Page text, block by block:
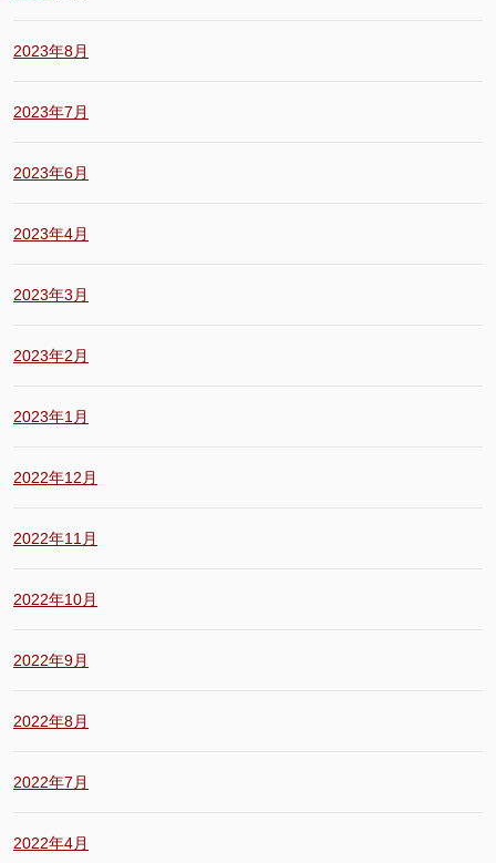
2023年8月
2023年7月
2023年6月
2023年4月
2023年3月
2023年2月
2023年1月
2022年12月
2022年11月
2022年10月
2022年9月
2022年8月
2022年7月
2022年4月